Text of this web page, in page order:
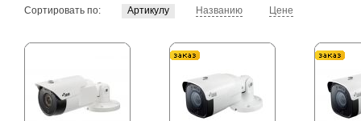
Сортировать по: Артикулу Названию Цене